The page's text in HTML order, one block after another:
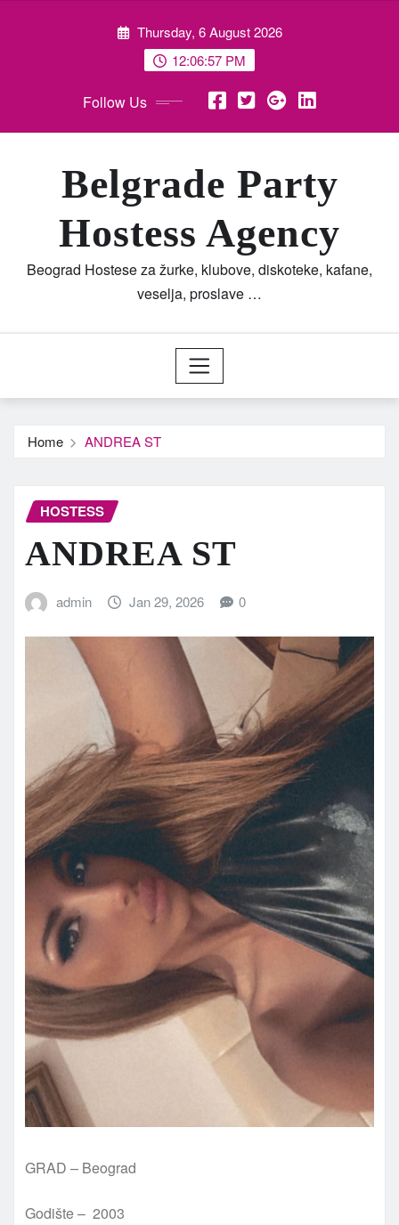
Thursday, 6 August 2026
12:07:00 PM
Follow Us
Belgrade Party
Hostess Agency
Beograd Hostese za žurke, klubove, diskoteke, kafane,
veselja, proslave …
Home ANDREA ST
HOSTESS
ANDREA ST
admin Jan 29, 2026 0
GRAD – Beograd
Godište – 2003